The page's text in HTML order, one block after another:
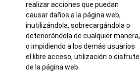
realizar acciones que puedan
causar daños a la página web,
inutilizándola, sobrecargándola o
deteriorándola de cualquier manera,
o impidiendo a los demás usuarios
el libre acceso, utilización o disfrute
de la página web.